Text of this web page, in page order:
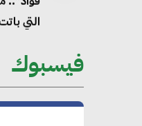
التي
محلب :
فيسبوك